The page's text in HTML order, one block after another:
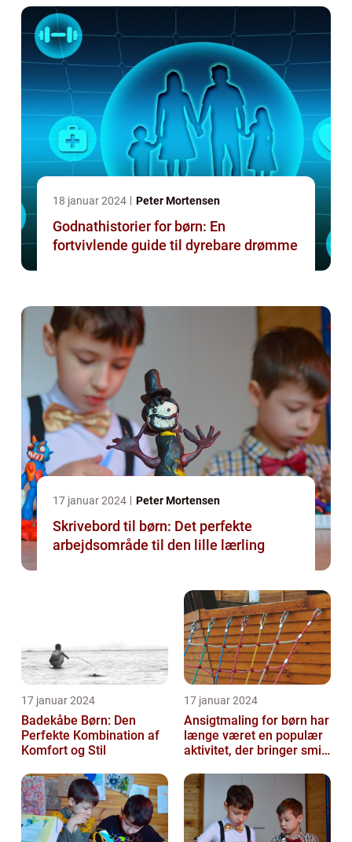
18 januar 2024 Peter Mortensen
Godnathistorier for børn: En
fortvivlende guide til dyrebare drømme
17 januar 2024 Peter Mortensen
Skrivebord til børn: Det perfekte
arbejdsområde til den lille lærling
17 januar 2024
Badekåbe Børn: Den
Perfekte Kombination af
Komfort og Stil
17 januar 2024
Ansigtmaling for børn har
længe været en populær
aktivitet, der bringer smil